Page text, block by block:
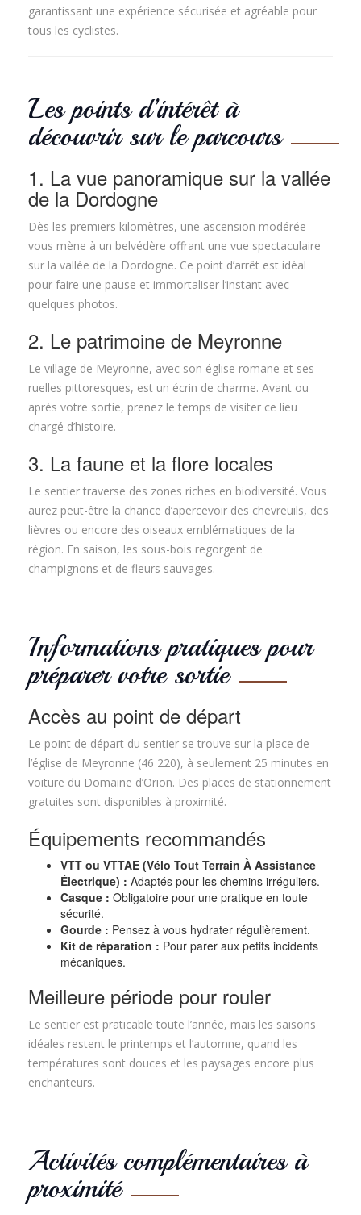
garantissant une expérience sécurisée et agréable pour
tous les cyclistes.
Les points d’intérêt à
découvrir sur le parcours
1. La vue panoramique sur la vallée
de la Dordogne
Dès les premiers kilomètres, une ascension modérée
vous mène à un belvédère offrant une vue spectaculaire
sur la vallée de la Dordogne. Ce point d’arrêt est idéal
pour faire une pause et immortaliser l’instant avec
quelques photos.
2. Le patrimoine de Meyronne
Le village de Meyronne, avec son église romane et ses
ruelles pittoresques, est un écrin de charme. Avant ou
après votre sortie, prenez le temps de visiter ce lieu
chargé d’histoire.
3. La faune et la flore locales
Le sentier traverse des zones riches en biodiversité. Vous
aurez peut-être la chance d’apercevoir des chevreuils, des
lièvres ou encore des oiseaux emblématiques de la
région. En saison, les sous-bois regorgent de
champignons et de fleurs sauvages.
Informations pratiques pour
préparer votre sortie
Accès au point de départ
Le point de départ du sentier se trouve sur la place de
l’église de Meyronne (46 220), à seulement 25 minutes en
voiture du Domaine d’Orion. Des places de stationnement
gratuites sont disponibles à proximité.
Équipements recommandés
VTT ou VTTAE (Vélo Tout Terrain À Assistance
Électrique) : Adaptés pour les chemins irréguliers.
Casque : Obligatoire pour une pratique en toute
sécurité.
Gourde : Pensez à vous hydrater régulièrement.
Kit de réparation : Pour parer aux petits incidents
mécaniques.
Meilleure période pour rouler
Le sentier est praticable toute l’année, mais les saisons
idéales restent le printemps et l’automne, quand les
températures sont douces et les paysages encore plus
enchanteurs.
Activités complémentaires à
proximité